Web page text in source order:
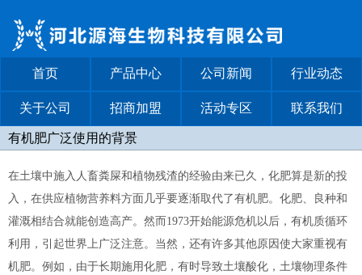
首页 产品中心 公司新闻 行业动态
关于公司 招商加盟 活动专区 联系我们
有机肥广泛使用的背景
在土壤中施入人畜粪屎和植物残渣的经验由来已久，化肥算是新的投
入，在供应植物营养料方面几乎要逐渐取代了有机肥。化肥、良种和
灌溉相结合就能创造高产。然而1973开始能源危机以后，有机质循环
利用，引起世界上广泛注意。当然，还有许多其他原因使大家重视有
机肥。例如，由于长期施用化肥，有时导致土壤酸化，土壤物理条件